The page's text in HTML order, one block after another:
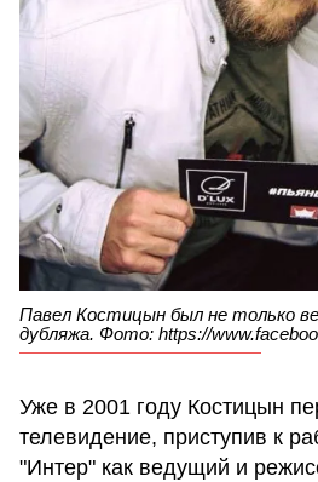
Павел Костицын был не только
дубляжа. Фото: https://
Уже в 2001 году Костицын
телевидение, приступив к
"Интер" как ведущий и